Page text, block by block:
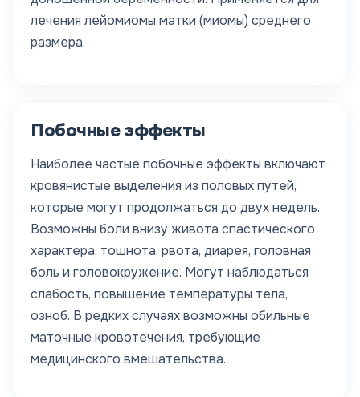
лечения лейомиомы матки (миомы) среднего
размера.
Побочные эффекты
Наиболее частые побочные эффекты включают
кровянистые выделения из половых путей,
которые могут продолжаться до двух недель.
Возможны боли внизу живота спастического
характера, тошнота, рвота, диарея, головная
боль и головокружение. Могут наблюдаться
слабость, повышение температуры тела,
озноб. В редких случаях возможны обильные
маточные кровотечения, требующие
медицинского вмешательства.